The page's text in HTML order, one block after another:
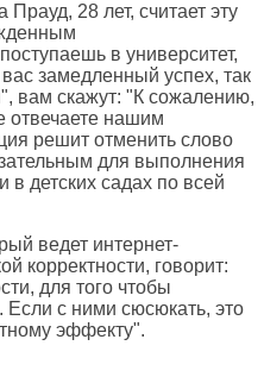
28 лет, считает эту
в университет,
замедленный успех, так
вам скажут: "К сожалению,
отвечаете нашим
решит отменить слово
для выполнения
в детских садах по всей
ведет интернет-
корректности, говорит:
для того чтобы
Если с ними сюсюкать, это
эффекту".